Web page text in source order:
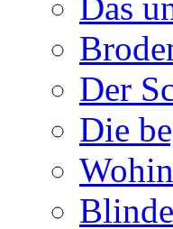
Das
Der
Die